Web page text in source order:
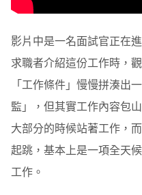
影片中是一名面試官正在
求職者介紹這份工作時，
「工作條件」慢慢拼湊
監」，但其實工作內容包
大部分的時候站著工作，
起跳，基本上是一項全天
工作。